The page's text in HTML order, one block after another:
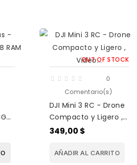
5
OUT OF STOCK
0
Comentario(s)
DJI Mini 3 RC - Drone
Compacto y Ligero ,
Video 4K HDR ,
349,00 $
AÑADIR AL CARRITO